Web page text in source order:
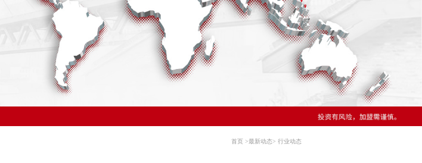
首页>最新动态>行业动态